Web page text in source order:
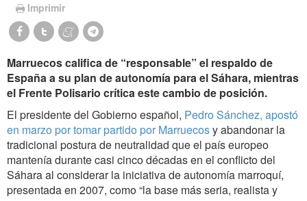
Imprimir
Marruecos califica de “responsable” el respaldo de
España a su plan de autonomía para el Sáhara, mientras
el Frente Polisario crítica este cambio de posición.
El presidente del Gobierno español, Pedro Sánchez, apostó
en marzo por tomar partido por Marruecosy abandonar la
tradicional postura de neutralidad que el país europeo
mantenía durante casi cinco décadas en el conflicto del
Sáhara al considerar la iniciativa de autonomía marroquí,
presentada en 2007, como “la base más seria, realista y